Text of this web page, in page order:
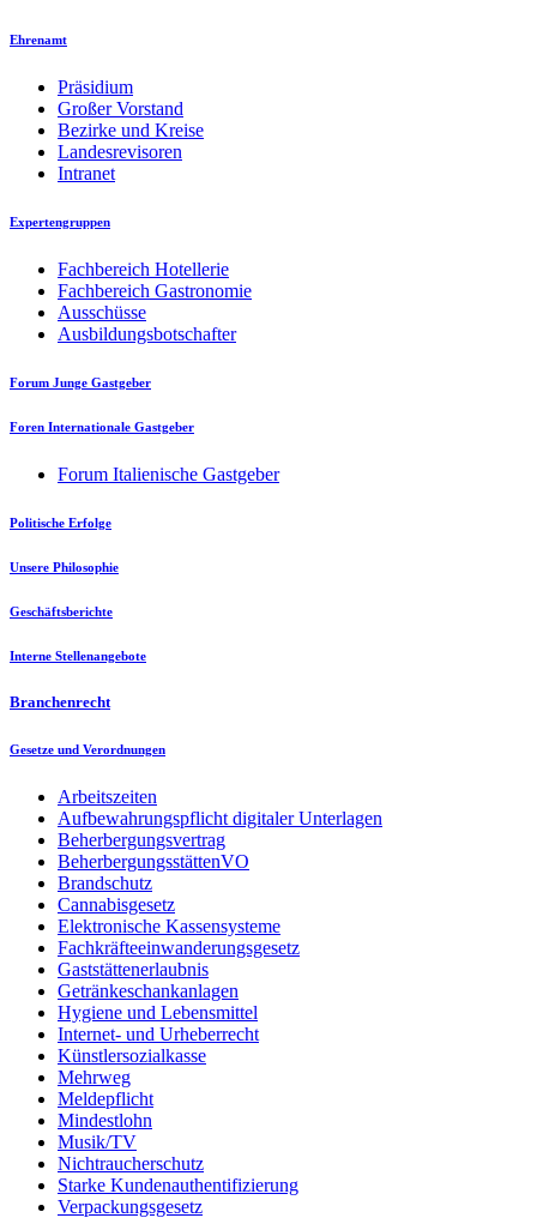
Ehrenamt
Präsidium
Großer Vorstand
Bezirke und Kreise
Landesrevisoren
Intranet
Expertengruppen
Fachbereich Hotellerie
Fachbereich Gastronomie
Ausschüsse
Ausbildungsbotschafter
Forum Junge Gastgeber
Foren Internationale Gastgeber
Forum Italienische Gastgeber
Politische Erfolge
Unsere Philosophie
Geschäftsberichte
Interne Stellenangebote
Branchenrecht
Gesetze und Verordnungen
Arbeitszeiten
Aufbewahrungspflicht digitaler Unterlagen
Beherbergungsvertrag
BeherbergungsstättenVO
Brandschutz
Cannabisgesetz
Elektronische Kassensysteme
Fachkräfteeinwanderungsgesetz
Gaststättenerlaubnis
Getränkeschankanlagen
Hygiene und Lebensmittel
Internet- und Urheberrecht
Künstlersozialkasse
Mehrweg
Meldepflicht
Mindestlohn
Musik/TV
Nichtraucherschutz
Starke Kundenauthentifizierung
Verpackungsgesetz